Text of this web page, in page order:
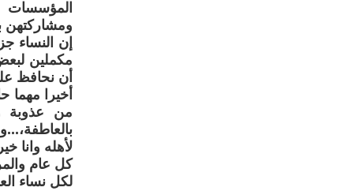
المؤسسات
ومشاركتهن
إن النساء
مكملين لبعض
أن نحافظ
أخيرا مهما
من عذوبة
لأهله وانا
كل عام
لكل نساء